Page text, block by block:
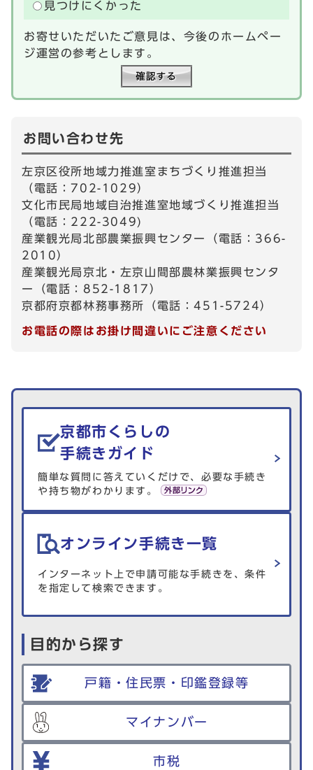
見つけにくかった
お寄せいただいたご意見は、今後のホームペー
ジ運営の参考とします。
お問い合わせ先
左京区役所地域力推進室まちづくり推進担当
（電話：702-1029）
文化市民局地域自治推進室地域づくり推進担当
（電話：222-3049)
産業観光局北部農業振興センター（電話：366-
2010）
産業観光局京北・左京山間部農林業振興センタ
ー（電話：852-1817）
京都府京都林務事務所（電話：451-5724）
お電話の際はお掛け間違いにご注意ください
生活情報を探す
京都市くらしの
手続きガイド
簡単な質問に答えていくだけで、必要な手続き
や持ち物がわかります。
オンライン手続き一覧
インターネット上で申請可能な手続きを、条件
を指定して検索できます。
目的から探す
戸籍・住民票・印鑑登録等
マイナンバー
市税